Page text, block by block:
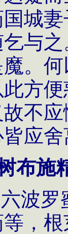
城
与
。
方
不
应
布施
六波
，